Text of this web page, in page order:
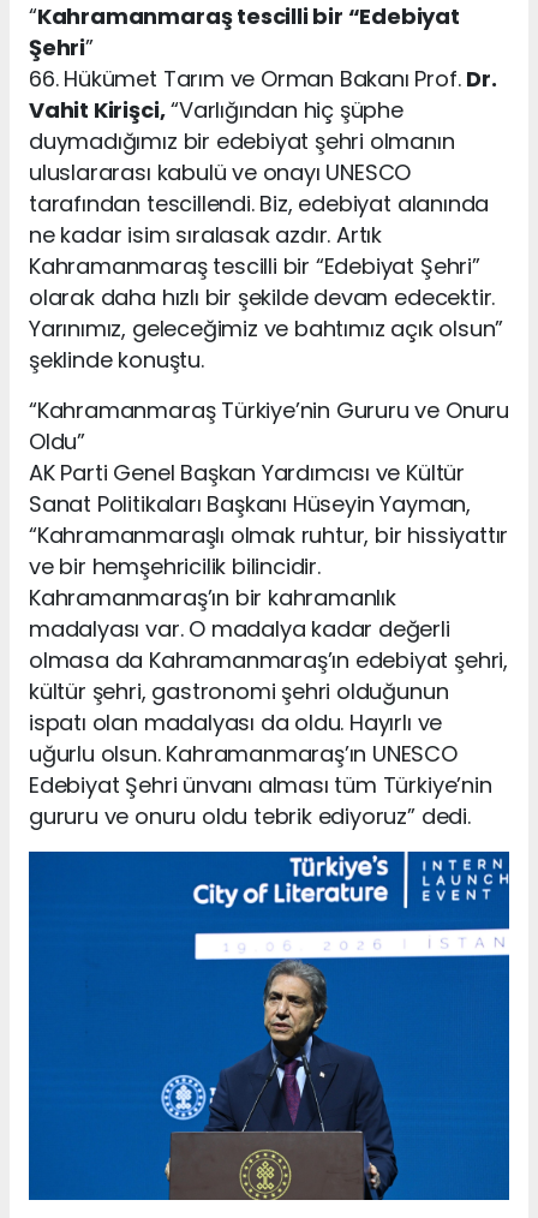
“Kahramanmaraş tescilli bir “Edebiyat
Şehri”
66. Hükümet Tarım ve Orman Bakanı Prof. Dr.
Vahit Kirişci,“Varlığından hiç şüphe
duymadığımız bir edebiyat şehri olmanın
uluslararası kabulü ve onayı UNESCO
tarafından tescillendi. Biz, edebiyat alanında
ne kadar isim sıralasak azdır. Artık
Kahramanmaraş tescilli bir “Edebiyat Şehri”
olarak daha hızlı bir şekilde devam edecektir.
Yarınımız, geleceğimiz ve bahtımız açık olsun”
şeklinde konuştu.
“Kahramanmaraş Türkiye’nin Gururu ve Onuru
Oldu”
AK Parti Genel Başkan Yardımcısı ve Kültür
Sanat Politikaları Başkanı Hüseyin Yayman,
“Kahramanmaraşlı olmak ruhtur, bir hissiyattır
ve bir hemşehricilik bilincidir.
Kahramanmaraş’ın bir kahramanlık
madalyası var. O madalya kadar değerli
olmasa da Kahramanmaraş’ın edebiyat şehri,
kültür şehri, gastronomi şehri olduğunun
ispatı olan madalyası da oldu. Hayırlı ve
uğurlu olsun. Kahramanmaraş’ın UNESCO
Edebiyat Şehri ünvanı alması tüm Türkiye’nin
gururu ve onuru oldu tebrik ediyoruz” dedi.